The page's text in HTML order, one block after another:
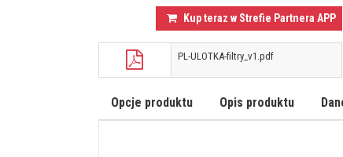
Kup teraz w Strefie Partnera APP
PL-ULOTKA-filtry_v1.pdf
Opcje produktu Opis produktu